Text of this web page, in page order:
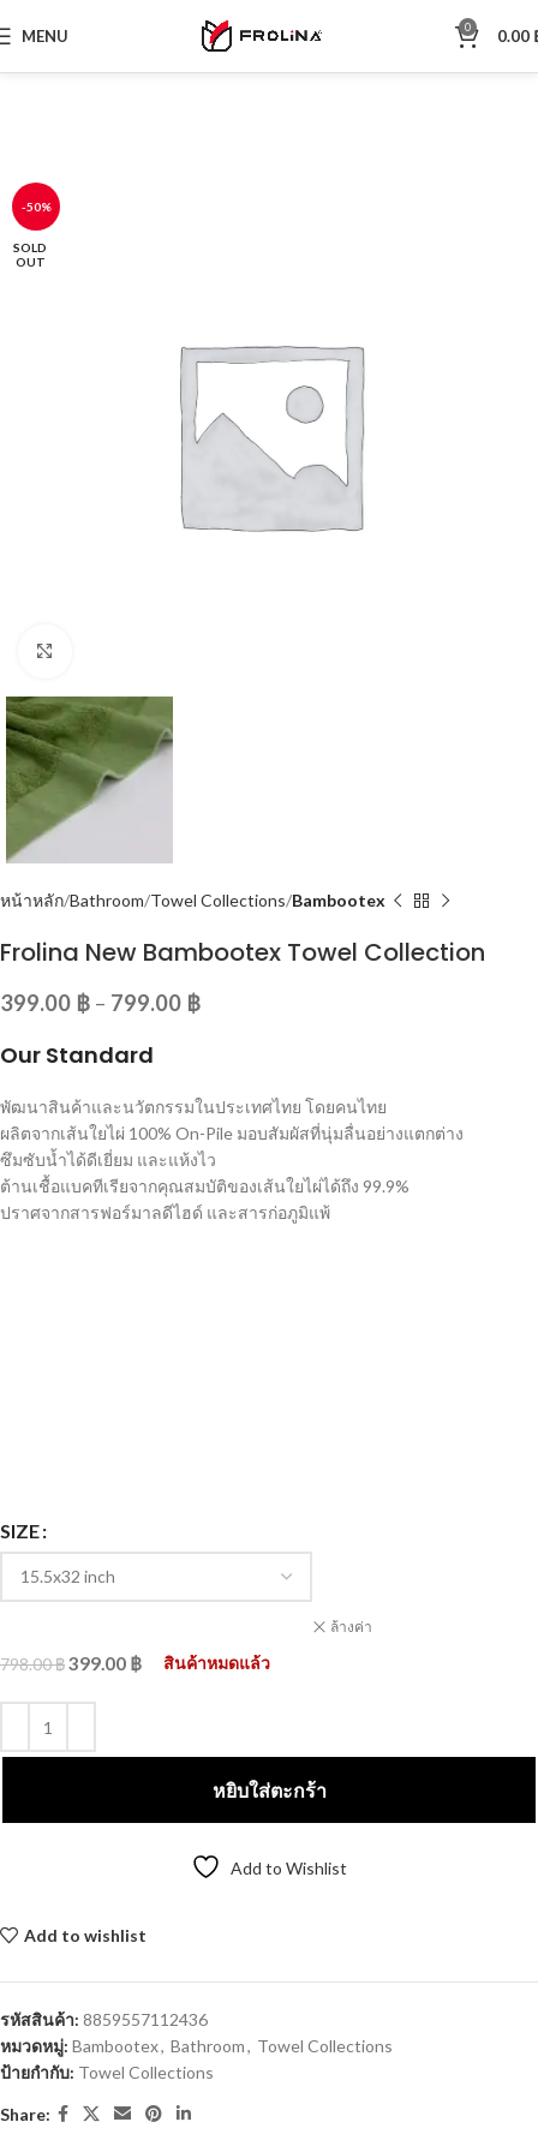
MENU 0 0.00
-50%
SOLD
OUT
หน้าหลัก Bathroom Towel Collections Bambootex
Frolina New Bambootex Towel Collection
399.00 ฿ – 799.00 ฿
Our Standard
พัฒนาสินค้าและนวัตกรรมในประเทศไทย โดยคนไทย
ผลิตจากเส้นใยไผ่ 100% On-Pile มอบสัมผัสที่นุ่มลื่นอย่างแตกต่าง
ซึมซับน้ำได้ดีเยี่ยม และแห้งไว
ต้านเชื้อแบคทีเรียจากคุณสมบัติของเส้นใยไผ่ได้ถึง 99.9%
ปราศจากสารฟอร์มาลดีไฮด์ และสารก่อภูมิแพ้
SIZE
ล้างค่า
798.00฿399.00 ฿ สินค้าหมดแล้ว
หยิบใส่ตะกร้า
Add to Wishlist
Add to wishlist
รหัสสินค้า: 8859557112436
หมวดหมู่: Bambootex, Bathroom, Towel Collections
ป้ายกำกับ: Towel Collections
Share: